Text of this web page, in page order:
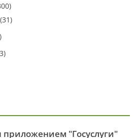
(31)
приложением "Госуслуги"